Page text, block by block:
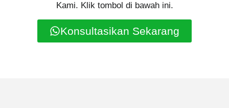
Kami. Klik tombol di bawah ini.
Konsultasikan Sekarang